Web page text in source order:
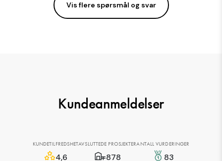
Vis flere spørsmål og svar
Kundeanmeldelser
KUNDETILFREDSHET
4,6
AVSLUTTEDE PROSJEKTER
878
ANTALL VURDERINGER
83